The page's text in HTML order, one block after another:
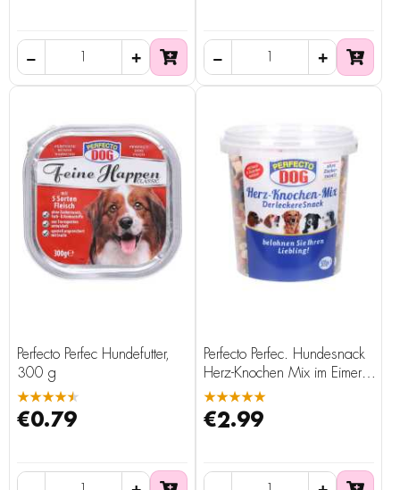
Perfecto Perfec Hundefutter,
300 g
★★★★★
€0.79
Perfecto Perfec. Hundesnack
Herz-Knochen Mix im Eimer,
500 g
★★★★★
€2.99